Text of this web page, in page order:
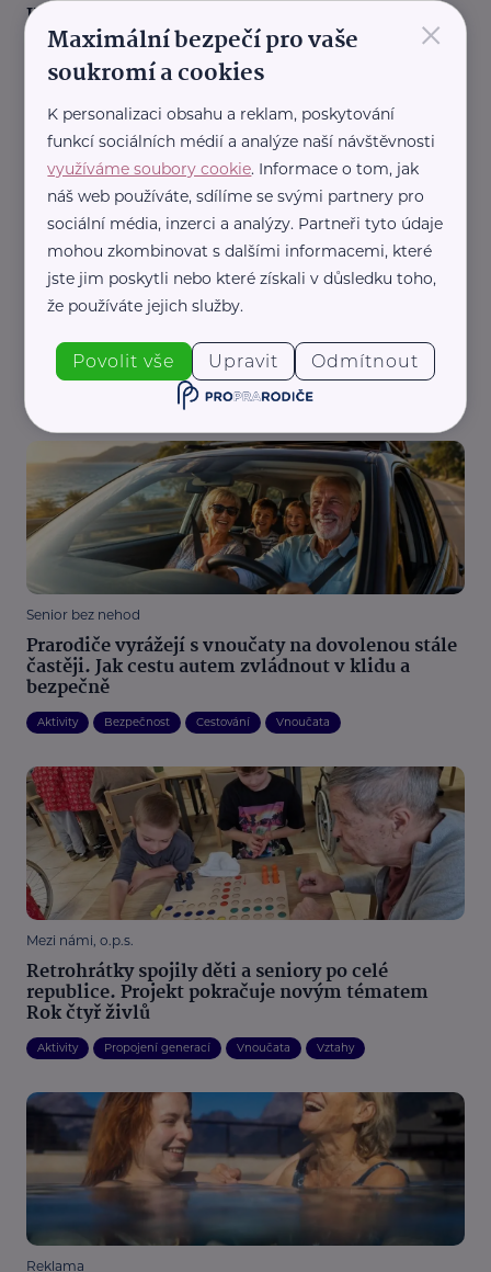
Kam vyrazit s vnoučaty? Nový web vám nabídne
stovky nápadů
Aktivity Cestování Propojení generací
Nadační fond SPOLUŽIVOT
Hostitelská péče může změnit dětský život.
Nadační fond SPOLUŽIVOT nabízí školení i
podporu
Propojení generací
Senior bez nehod
Prarodiče vyrážejí s vnoučaty na dovolenou stále
častěji. Jak cestu autem zvládnout v klidu a
bezpečně
Aktivity Bezpečnost Cestování Vnoučata
Mezi námi, o.p.s.
Retrohrátky spojily děti a seniory po celé
republice. Projekt pokračuje novým tématem
Rok čtyř živlů
Aktivity Propojení generací Vnoučata Vztahy
Reklama
×
Maximální bezpečí pro vaše
soukromí a cookies
K personalizaci obsahu a reklam, poskytování
funkcí sociálních médií a analýze naší návštěvnosti
využíváme soubory cookie. Informace o tom, jak
náš web používáte, sdílíme se svými partnery pro
sociální média, inzerci a analýzy. Partneři tyto údaje
mohou zkombinovat s dalšími informacemi, které
jste jim poskytli nebo které získali v důsledku toho,
že používáte jejich služby.
Povolit vše Upravit Odmítnout